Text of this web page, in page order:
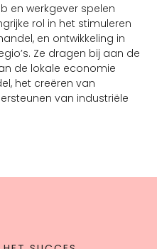
en werkgever spelen
rol in het stimuleren
en ontwikkeling in
Ze dragen bij aan de
de lokale economie
het creëren van
van industriële